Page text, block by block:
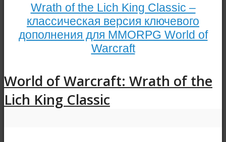
Wrath of the Lich King Classic –
классическая версия ключевого
дополнения для MMORPG World of
Warcraft
World of Warcraft: Wrath of the
Lich King Classic